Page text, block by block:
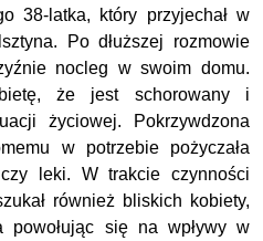
38-latka, który przyjechał w
Po dłuższej rozmowie
nocleg w swoim domu.
że jest schorowany i
życiowej. Pokrzywdzona
w potrzebie pożyczała
leki. W trakcie czynności
również bliskich kobiety,
powołując się na wpływy w